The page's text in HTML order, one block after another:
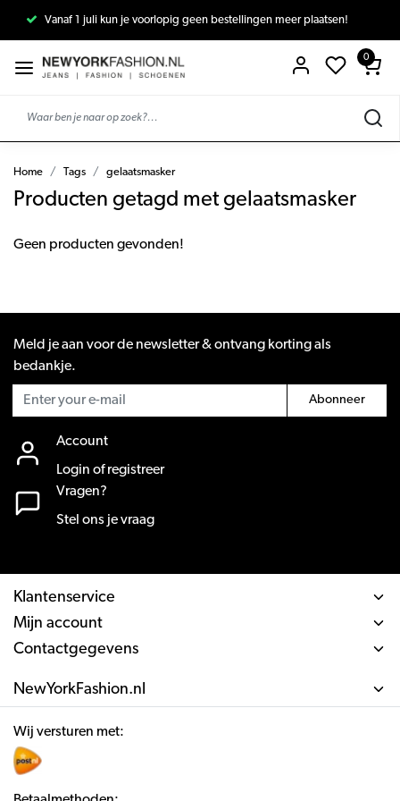
Vanaf 1 juli kun je voorlopig geen bestellingen meer plaatsen!
0
Home Tags gelaatsmasker
Producten getagd met gelaatsmasker
Geen producten gevonden!
Meld je aan voor de newsletter & ontvang korting als
bedankje.
Abonneer
Account
Login of registreer
Vragen?
Stel ons je vraag
Klantenservice
Mijn account
Contactgegevens
NewYorkFashion.nl
Wij versturen met: